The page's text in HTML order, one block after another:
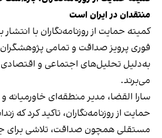
منتقدان در ایران است
کمیته حمایت از روزنامه‌نگاران با انتشار
فوری پرویز صداقت و تمامی
به‌دلیل تحلیل‌های اجتماعی و
می‌برند.
سارا القضا، مدیر منطقه‌ای خاورمیانه
حمایت از روزنامه‌نگاران، تاکید کرد که
مستقلی همچون صداقت، تلاشی برای